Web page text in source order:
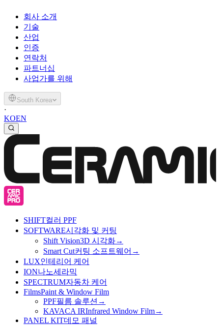
회사 소개
기술
산업
인증
연락처
파트너십
사업가를 위해
South Korea
·
KOEN
SHIFT컬러 PPF
SOFTWARE시각화 및 커팅
Shift Vision3D 시각화→
Smart Cut커팅 소프트웨어 →
LUX인테리어 케어
ION나노세라믹
SPECTRUM자동차 케어
FilmsPaint & Window Film
PPF필름 솔루션 →
KAVACA IRInfrared Window Film→
PANEL KIT데모 패널